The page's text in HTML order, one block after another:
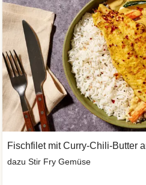
Fischfilet mit Curry-Chili-Butter
dazu Stir Fry Gemüse